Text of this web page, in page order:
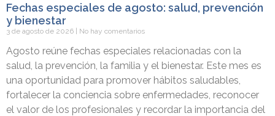
Fechas especiales de agosto: salud, prevención
y bienestar
3 de agosto de 2026 No hay comentarios
Agosto reúne fechas especiales relacionadas con la
salud, la prevención, la familia y el bienestar. Este mes es
una oportunidad para promover hábitos saludables,
fortalecer la conciencia sobre enfermedades, reconocer
el valor de los profesionales y recordar la importancia del